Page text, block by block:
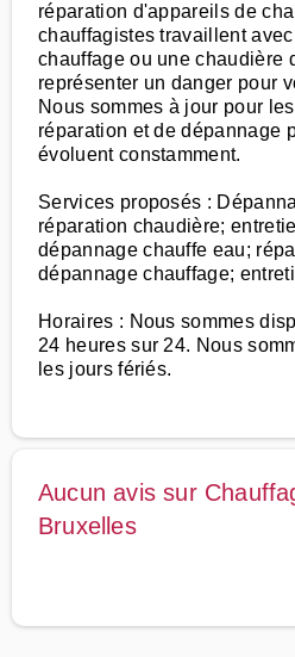
réparation d'appareils de
chauffagistes travaillent
chauffage ou une chaudière
représenter un danger pour
Nous sommes à jour pour
réparation et de dépannage
évoluent constamment.
Services proposés :
réparation chaudière;
dépannage chauffe eau;
dépannage chauffage;
Horaires : Nous sommes
24 heures sur 24. Nous
les jours fériés.
Aucun avis sur
Bruxelles